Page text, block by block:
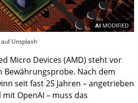
AI MODIFIED
Unsplash
Micro Devices (AMD) steht vor
Bewährungsprobe. Nach dem
seit fast 25 Jahren – angetrieben
OpenAI – muss das